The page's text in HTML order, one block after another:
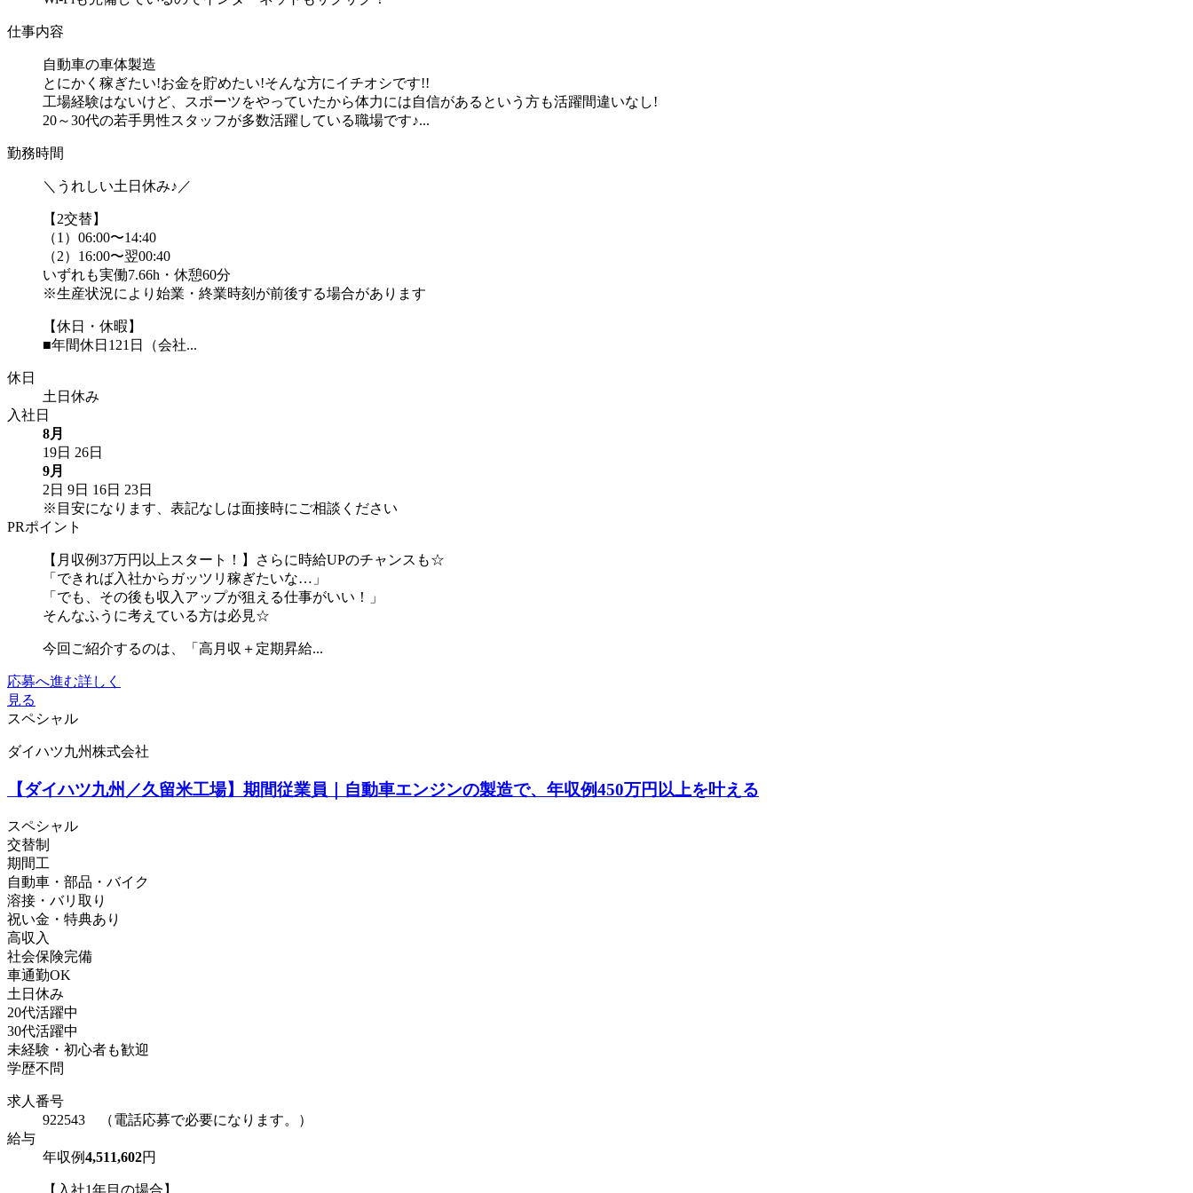
仕事内容
自動車の車体製造
とにかく稼ぎたい!お金を貯めたい!そんな方にイチオシです!!
工場経験はないけど、スポーツをやっていたから体力には自信があるという方も活躍間違いなし!
20～30代の若手男性スタッフが多数活躍している職場です♪...
勤務時間
＼うれしい土日休み♪／
【2交替】
（1）06:00〜14:40
（2）16:00〜翌00:40
いずれも実働7.66h・休憩60分
※生産状況により始業・終業時刻が前後する場合があります
【休日・休暇】
■年間休日121日（会社...
休日
土日休み
入社日
8月
19日 26日
9月
2日 9日 16日 23日
※目安になります、表記なしは面接時にご相談ください
PRポイント
【月収例37万円以上スタート！】さらに時給UPのチャンスも☆
「できれば入社からガッツリ稼ぎたいな…」
「でも、その後も収入アップが狙える仕事がいい！」
そんなふうに考えている方は必見☆
今回ご紹介するのは、「高月収＋定期昇給...
応募へ進む詳しく
見る
スペシャル
ダイハツ九州株式会社
【ダイハツ九州／久留米工場】期間従業員｜自動車エンジンの製造で、年収例450万円以上を叶える
スペシャル
交替制
期間工
自動車・部品・バイク
溶接・バリ取り
祝い金・特典あり
高収入
社会保険完備
車通勤OK
土日休み
20代活躍中
30代活躍中
未経験・初心者も歓迎
学歴不問
求人番号
922543 （電話応募で必要になります。）
給与
年収例4,511,602円